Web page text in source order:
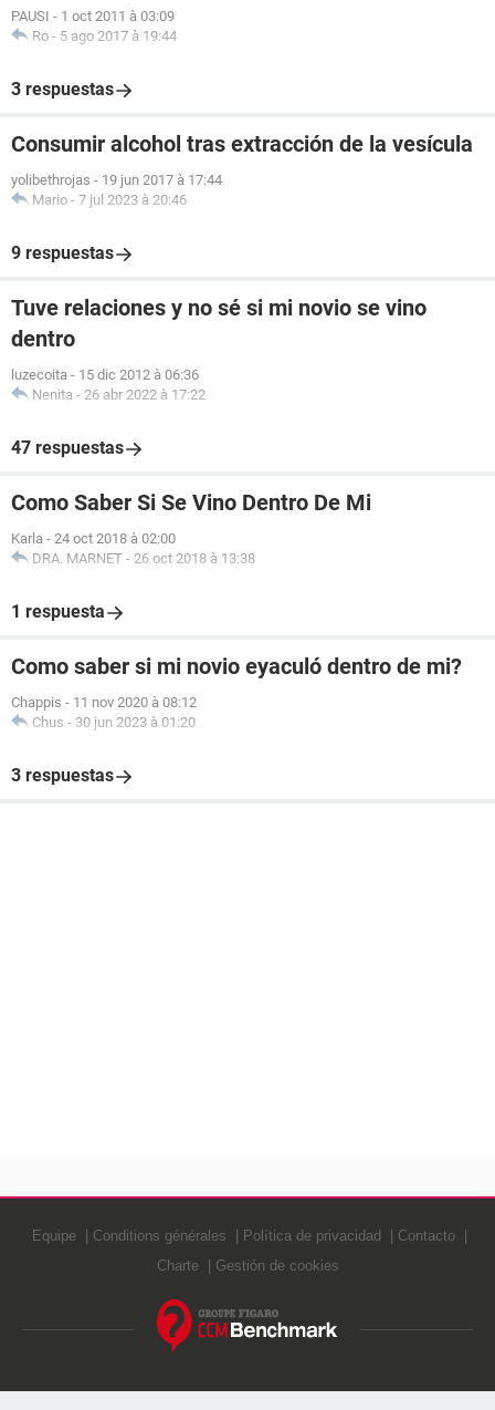
PAUSI - 1 oct 2011 à 03:09
Ro - 5 ago 2017 à 19:44
3 respuestas
Consumir alcohol tras extracción de la vesícula
yolibethrojas - 19 jun 2017 à 17:44
Mario - 7 jul 2023 à 20:46
9 respuestas
Tuve relaciones y no sé si mi novio se vino
dentro
luzecoita - 15 dic 2012 à 06:36
Nenita - 26 abr 2022 à 17:22
47 respuestas
Como Saber Si Se Vino Dentro De Mi
Karla - 24 oct 2018 à 02:00
DRA. MARNET - 26 oct 2018 à 13:38
1 respuesta
Como saber si mi novio eyaculó dentro de mi?
Chappis - 11 nov 2020 à 08:12
Chus - 30 jun 2023 à 01:20
3 respuestas
Equipe Conditions générales Política de privacidad
Contacto
Charte
Gestión de cookies